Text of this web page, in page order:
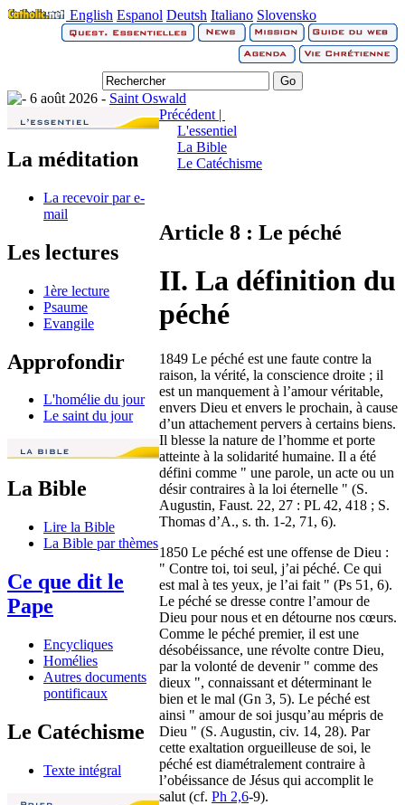
English Espanol Deutsh Italiano Slovensko
6 août 2026 - Saint Oswald
La méditation
La recevoir par e-
mail
Les lectures
1ère lecture
Psaume
Evangile
Approfondir
L'homélie du jour
Le saint du jour
La Bible
Lire la Bible
La Bible par thèmes
Ce que dit le
Pape
Encycliques
Homélies
Autres documents
pontificaux
Le Catéchisme
Texte intégral
Précédent |
L'essentiel
La Bible
Le Catéchisme
Article 8 : Le péché
II. La définition du
péché
1849 Le péché est une faute contre la
raison, la vérité, la conscience droite ; il
est un manquement à l’amour véritable,
envers Dieu et envers le prochain, à cause
d’un attachement pervers à certains biens.
Il blesse la nature de l’homme et porte
atteinte à la solidarité humaine. Il a été
défini comme " une parole, un acte ou un
désir contraires à la loi éternelle " (S.
Augustin, Faust. 22, 27 : PL 42, 418 ; S.
Thomas d’A., s. th. 1-2, 71, 6).
1850 Le péché est une offense de Dieu :
" Contre toi, toi seul, j’ai péché. Ce qui
est mal à tes yeux, je l’ai fait " (Ps 51, 6).
Le péché se dresse contre l’amour de
Dieu pour nous et en détourne nos cœurs.
Comme le péché premier, il est une
désobéissance, une révolte contre Dieu,
par la volonté de devenir " comme des
dieux ", connaissant et déterminant le
bien et le mal (Gn 3, 5). Le péché est
ainsi " amour de soi jusqu’au mépris de
Dieu " (S. Augustin, civ. 14, 28). Par
cette exaltation orgueilleuse de soi, le
péché est diamétralement contraire à
l’obéissance de Jésus qui accomplit le
salut (cf. Ph 2,6-9).